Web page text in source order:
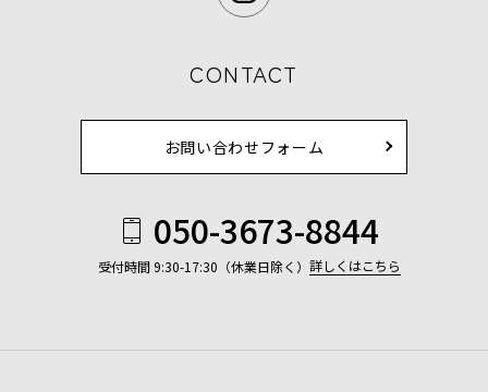
CONTACT
お問い合わせフォーム
050-3673-8844
受付時間 9:30-17:30（休業日除く） 詳しくはこちら